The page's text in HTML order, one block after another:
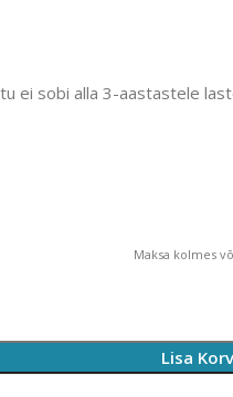
ei sobi alla 3-aastastele
Maksa kolmes
Lisa